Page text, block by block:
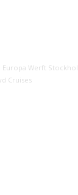
Europa Werft
Cruises